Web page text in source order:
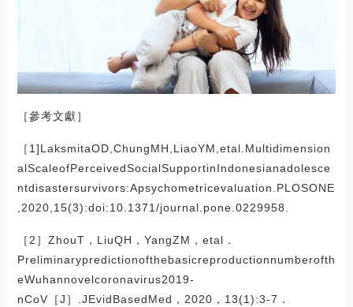
［參考文獻］
［1]LaksmitaOD,ChungMH,LiaoYM,etal.Multidimension
alScaleofPerceivedSocialSupportinIndonesianadolesce
ntdisastersurvivors:Apsychometricevaluation.PLOSONE
,2020,15(3):doi:10.1371/journal.pone.0229958.
［2］ZhouT，LiuQH，YangZM，etal．
Preliminarypredictionofthebasicreproductionnumberofth
eWuhannovelcoronavirus2019-
nCoV［J］.JEvidBasedMed，2020，13(1):3-7．